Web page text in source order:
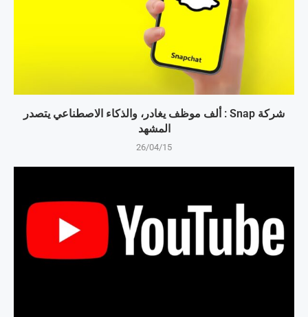
شركة Snap : ألف موظف يغادر، والذكاء الاصطناعي يتصدر
المشهد
26/04/15